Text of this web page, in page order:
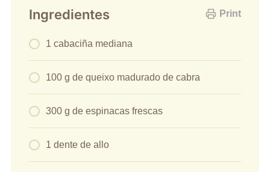
Print
Ingredientes
1 cabaciña mediana
100 g de queixo madurado de cabra
300 g de espinacas frescas
1 dente de allo